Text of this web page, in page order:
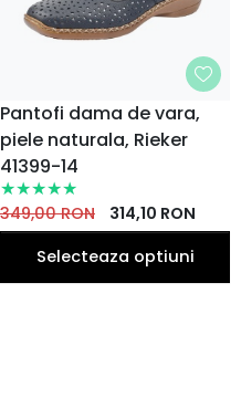
MARIME
36
EU
37
EU
38
EU
39
EU
41
EU
Pantofi dama de vara,
piele naturala, Rieker
41399-14
349,00RON 314,10 RON
Selecteaza optiuni